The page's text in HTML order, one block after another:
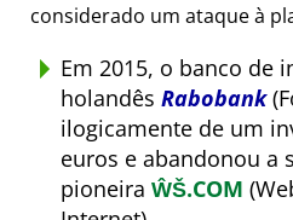
considerado um ataque à
Em 2015, o banco de
holandês Rabobank
ilogicamente de um
euros e abandonou a
pioneira ŴŠ.COM